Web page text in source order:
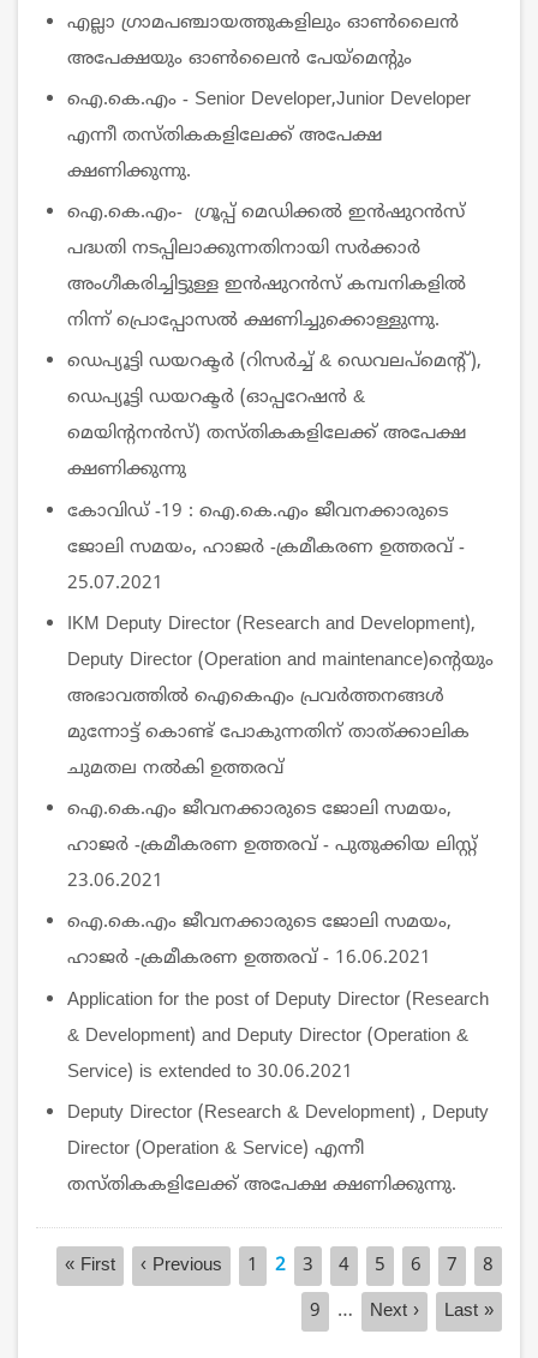
എല്ലാ ഗ്രാമപഞ്ചായത്തുകളിലും ഓൺലൈൻ
അപേക്ഷയും ഓൺലൈൻ പേയ്‌മെന്റും
ഐ.കെ.എം - Senior Developer,Junior Developer
എന്നീ തസ്തികകളിലേക്ക് അപേക്ഷ
ക്ഷണിക്കുന്നു.
ഐ.കെ.എം- ഗ്രൂപ്പ്‌ മെഡിക്കല്‍ ഇന്‍ഷുറന്‍സ്
പദ്ധതി നടപ്പിലാക്കുന്നതിനായി സര്‍ക്കാര്‍
അംഗീകരിച്ചിട്ടുള്ള ഇന്‍ഷുറന്‍സ് കമ്പനികളില്‍
നിന്ന് പ്രൊപ്പോസല്‍ ക്ഷണിച്ചുക്കൊള്ളുന്നു.
ഡെപ്യൂട്ടി ഡയറക്ടർ (റിസർച്ച് & ഡെവലപ്മെന്റ്),
ഡെപ്യൂട്ടി ഡയറക്ടർ (ഓപ്പറേഷൻ &
മെയിൻ്റനൻസ്) തസ്തികകളിലേക്ക് അപേക്ഷ
ക്ഷണിക്കുന്നു
കോവിഡ് -19 : ഐ.കെ.എം ജീവനക്കാരുടെ
ജോലി സമയം, ഹാജർ -ക്രമീകരണ ഉത്തരവ് -
25.07.2021
IKM Deputy Director (Research and Development),
Deputy Director (Operation and maintenance)ന്‍റെയും
അഭാവത്തില്‍ ഐകെഎം പ്രവര്‍ത്തനങ്ങള്‍
മുന്നോട്ട് കൊണ്ട് പോകുന്നതിന് താത്ക്കാലിക
ചുമതല നല്‍കി ഉത്തരവ്
ഐ.കെ.എം ജീവനക്കാരുടെ ജോലി സമയം,
ഹാജർ -ക്രമീകരണ ഉത്തരവ് - പുതുക്കിയ ലിസ്റ്റ്
23.06.2021
ഐ.കെ.എം ജീവനക്കാരുടെ ജോലി സമയം,
ഹാജർ -ക്രമീകരണ ഉത്തരവ് - 16.06.2021
Application for the post of Deputy Director (Research
& Development) and Deputy Director (Operation &
Service) is extended to 30.06.2021
Deputy Director (Research & Development) , Deputy
Director (Operation & Service) എന്നീ
തസ്തികകളിലേക്ക് അപേക്ഷ ക്ഷണിക്കുന്നു.
Pagination
First
« First
Previous
‹ Previous Page
1
Current
page
2 Page
3 Page
4 Page
5 Page
6 Page
7 Page
8
Page
9 …
Next
Next ›
Last
Last »